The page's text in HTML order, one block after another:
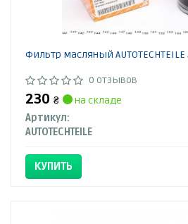
Фильтр масляный AUTOTECHTEILE
0 отзывов
230 ₴
на складе
Артикул:
AUTOTECHTEILE
КУПИТЬ